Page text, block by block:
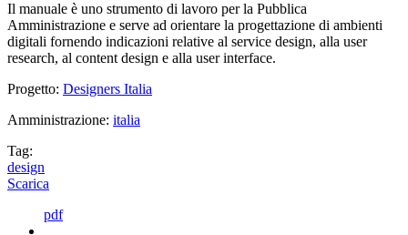
Il manuale è uno strumento di lavoro per la Pubblica
Amministrazione e serve ad orientare la progettazione di ambienti
digitali fornendo indicazioni relative al service design, alla user
research, al content design e alla user interface.
Progetto: Designers Italia
Amministrazione: italia
Tag:
design
Scarica
pdf